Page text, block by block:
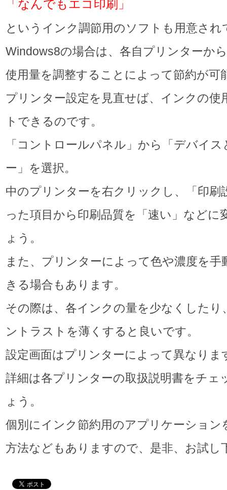
「なんでもエコ印刷」
というインク調節用のソフトも用意され
Windows8の場合は、各自プリンターか
使用量を調整することによって節約が可
プリンター設定を見直せば、インクの使
トできるのです。
「コントロールパネル」から「デバイ
ー」を選択。
中のプリンターを右クリックし、「印刷
った項目から印刷品質を「速い」などに
ょう。
また、プリンターによって色や濃度を手
きる場合もあります。
その際は、各インクの量を少なくしたり
ントラストを薄くすると良いです。
設定画面はプリンターによって異なりま
詳細は各プリンターの取扱説明書をチェ
ょう。
個別にインク節約用のアプリケーション
方法などもありますので、是非、お試し